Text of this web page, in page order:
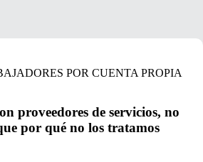
POR CUENTA PROPIA
proveedores de servicios, no
por qué no los tratamos